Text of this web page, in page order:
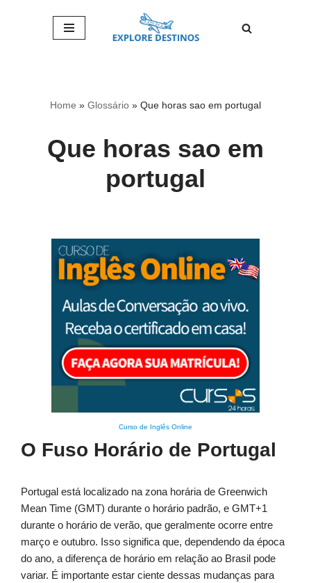
Home » Glossário » Que horas sao em portugal
Que horas sao em
portugal
Curso de Inglês Online
O Fuso Horário de Portugal
Portugal está localizado na zona horária de Greenwich
Mean Time (GMT) durante o horário padrão, e GMT+1
durante o horário de verão, que geralmente ocorre entre
março e outubro. Isso significa que, dependendo da época
do ano, a diferença de horário em relação ao Brasil pode
variar. É importante estar ciente dessas mudanças para